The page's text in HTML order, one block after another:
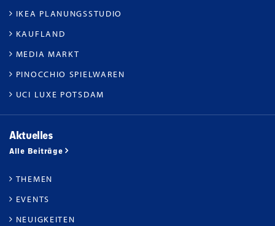
IKEA PLANUNGSSTUDIO
KAUFLAND
MEDIA MARKT
PINOCCHIO SPIELWAREN
UCI LUXE POTSDAM
Aktuelles
Alle Beiträge
THEMEN
EVENTS
NEUIGKEITEN